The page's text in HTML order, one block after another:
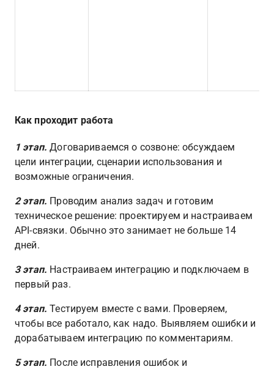
Как проходит работа
1 этап. Договариваемся о созвоне: обсуждаем
цели интеграции, сценарии использования и
возможные ограничения.
2 этап. Проводим анализ задач и готовим
техническое решение: проектируем и настраиваем
API-связки. Обычно это занимает не больше 14
дней.
3 этап. Настраиваем интеграцию и подключаем в
первый раз.
4 этап. Тестируем вместе с вами. Проверяем,
чтобы все работало, как надо. Выявляем ошибки и
дорабатываем интеграцию по комментариям.
5 этап. После исправления ошибок и